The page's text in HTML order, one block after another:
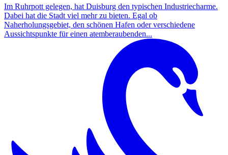
Im Ruhrpott gelegen, hat Duisburg den typischen Industriecharme.
Dabei hat die Stadt viel mehr zu bieten. Egal ob
Naherholungsgebiet, den schönen Hafen oder verschiedene
Aussichtspunkte für einen atemberaubenden...